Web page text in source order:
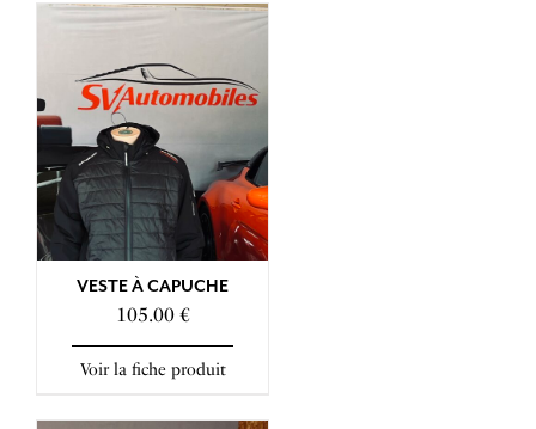
VESTE À CAPUCHE
105.00 €
Voir la fiche produit